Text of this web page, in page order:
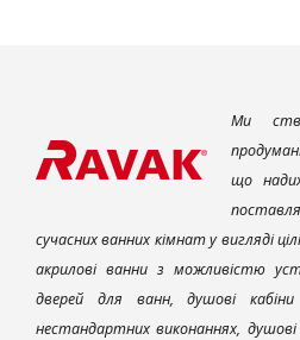
Ми
що
сучасних ванних кімнат у вигляді
акрилові ванни з можливістю
дверей для ванн, душові
нестандартних виконаннях,